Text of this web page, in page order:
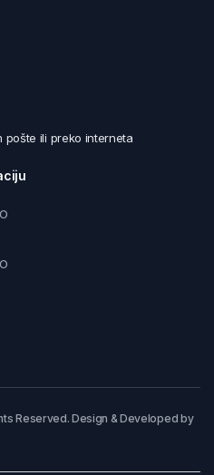
pošte ili preko interneta
Reserved. Design & Developed by